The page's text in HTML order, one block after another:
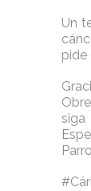
Un
pide
siga